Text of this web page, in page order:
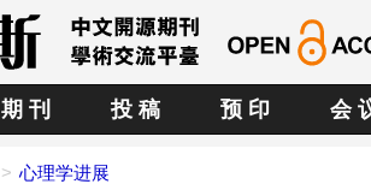
期 刊 投 稿 预 印 会
心理学进展